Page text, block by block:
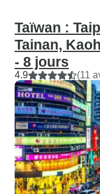
Taïwan :
Tainan,
- 8 jours
4.9 (11